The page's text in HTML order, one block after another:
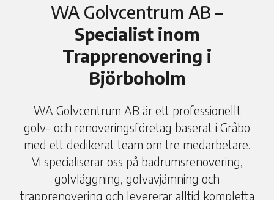
WA Golvcentrum AB –
Specialist inom
Trapprenovering i
Björboholm
WA Golvcentrum AB är ett professionellt
golv- och renoveringsföretag baserat i Gråbo
med ett dedikerat team om tre medarbetare.
Vi specialiserar oss på badrumsrenovering,
golvläggning, golvavjämning och
trapprenovering och levererar alltid kompletta